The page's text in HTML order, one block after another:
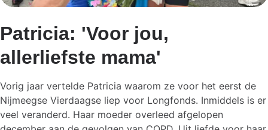
Patricia: 'Voor jou,
allerliefste mama'
Vorig jaar vertelde Patricia waarom ze voor het eerst de
Nijmeegse Vierdaagse liep voor Longfonds. Inmiddels is er
veel veranderd. Haar moeder overleed afgelopen